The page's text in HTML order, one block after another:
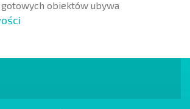
obiektów ubywa